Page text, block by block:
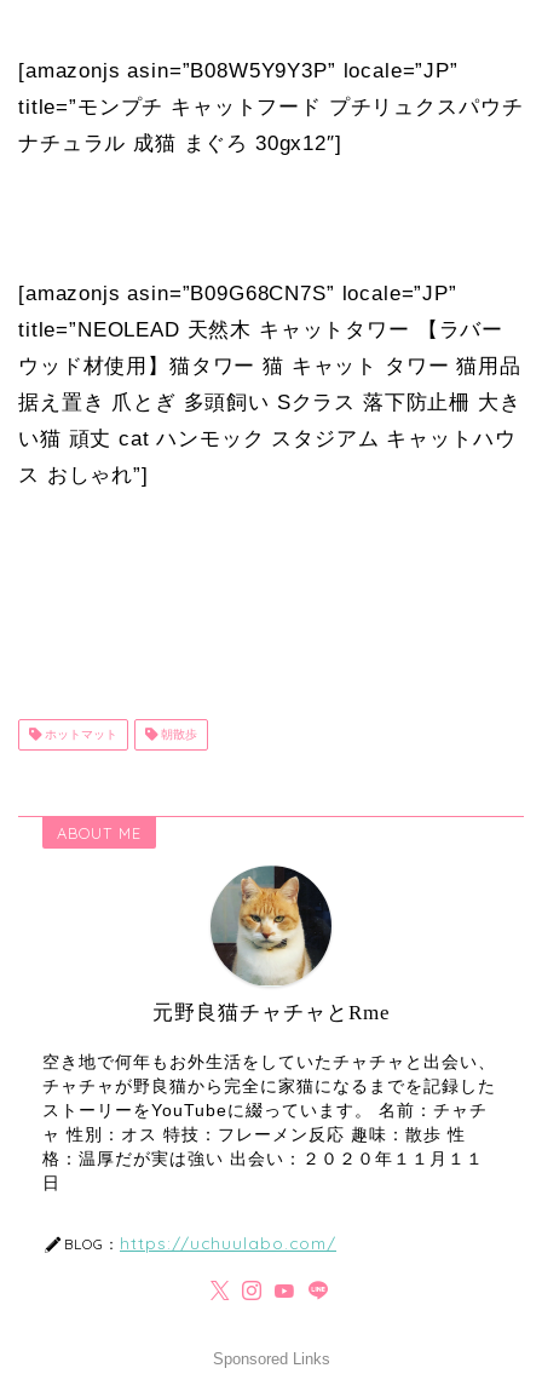
[amazonjs asin=”B08W5Y9Y3P” locale=”JP”
title=”モンプチ キャットフード プチリュクスパウチ
ナチュラル 成猫 まぐろ 30gx12″]
[amazonjs asin=”B09G68CN7S” locale=”JP”
title=”NEOLEAD 天然木 キャットタワー 【ラバー
ウッド材使用】猫タワー 猫 キャット タワー 猫用品
据え置き 爪とぎ 多頭飼い Sクラス 落下防止柵 大き
い猫 頑丈 cat ハンモック スタジアム キャットハウ
ス おしゃれ”]
ホットマット 朝散歩
ABOUT ME
元野良猫チャチャとRme
空き地で何年もお外生活をしていたチャチャと出会い、
チャチャが野良猫から完全に家猫になるまでを記録した
ストーリーをYouTubeに綴っています。 名前：チャチ
ャ 性別：オス 特技：フレーメン反応 趣味：散歩 性
格：温厚だが実は強い 出会い：２０２０年１１月１１
日
BLOG： https://uchuulabo.com/
Sponsored Links